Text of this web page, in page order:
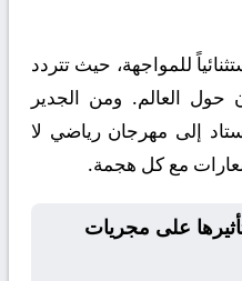
للمواجهة، حيث تتردد
العالم. ومن الجدير
إلى مهرجان رياضي لا
مع كل هجمة.
على مجريات